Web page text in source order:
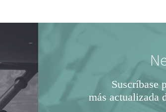
Suscríbase
más actualizada